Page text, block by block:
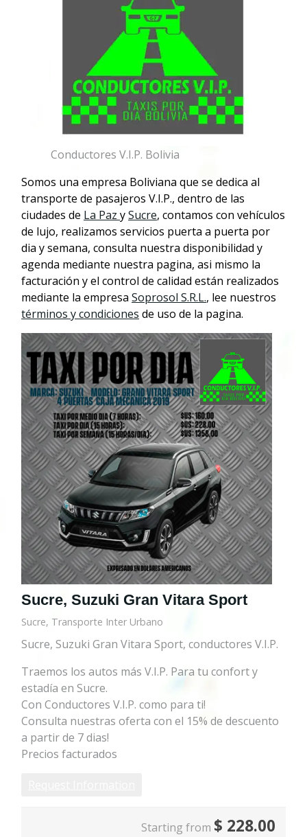
Conductores V.I.P. Bolivia
Somos una empresa Boliviana que se dedica al
transporte de pasajeros V.I.P., dentro de las
ciudades de La Paz ySucre, contamos con vehículos
de lujo, realizamos servicios puerta a puerta por
dia y semana, consulta nuestra disponibilidad y
agenda mediante nuestra pagina, asi mismo la
facturación y el control de calidad están realizados
mediante la empresa Soprosol S.R.L., lee nuestros
términos y condiciones de uso de la pagina.
Sucre, Suzuki Gran Vitara Sport
Sucre, Transporte Inter Urbano
Sucre, Suzuki Gran Vitara Sport, conductores V.I.P.
Traemos los autos más V.I.P. Para tu confort y
estadía en Sucre.
Con Conductores V.I.P. como para ti!
Consulta nuestras oferta con el 15% de descuento
a partir de 7 dias!
Precios facturados
Starting from $ 228.00